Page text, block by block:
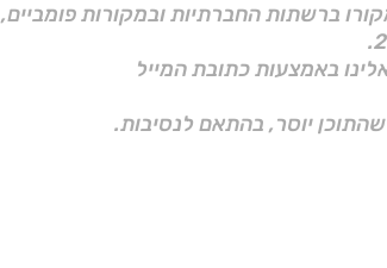
ברשתות החברתיות ובמקורות פומביים,
באמצעות כתובת המייל
יוסר, בהתאם לנסיבות.